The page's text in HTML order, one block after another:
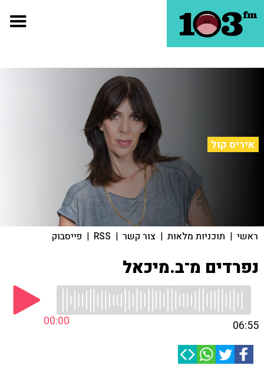
איריס קול
ראשי | תוכניות מלאות | צור קשר |
RSS
| פייסבוק
נפרדים מ־ב.מיכאל
00:00 06:55